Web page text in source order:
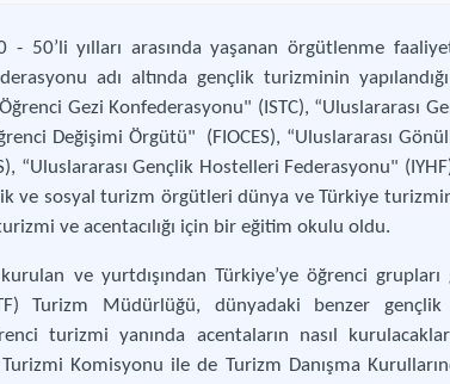
- 50’li yılları arasında yaşanan örgütlenme
adı altında gençlik turizminin
Gezi Konfederasyonu" (ISTC), “Uluslararası
Değişimi Örgütü" (FIOCES), “Uluslararası
“Uluslararası Gençlik Hostelleri Federasyonu" (IYHF),
ve sosyal turizm örgütleri dünya ve Türkiye
ve acentacılığı için bir eğitim okulu oldu.
ve yurtdışından Türkiye’ye öğrenci
Turizm Müdürlüğü, dünyadaki benzer gençlik
turizmi yanında acentaların nasıl
Turizmi Komisyonu ile de Turizm Danışma